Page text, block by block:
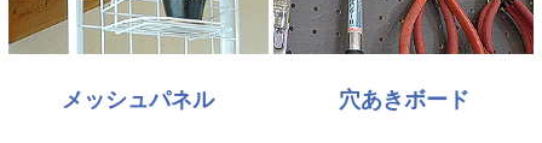
メッシュパネル 穴あきボード